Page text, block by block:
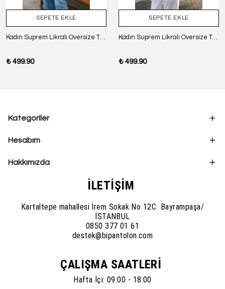
SEPETE EKLE
Kadın Suprem Likralı Oversize T-Shirt - SİYAH
₺ 499.90
SEPETE EKLE
Kadın Suprem Likralı Oversize T-Shirt - BORDO
₺ 499.90
Kategoriler
Hesabım
Hakkımızda
İLETİŞİM
Kartaltepe mahallesi İrem Sokak No 12C Bayrampaşa/
İSTANBUL
0850 377 01 61
destek@bipantolon.com
ÇALIŞMA SAATLERİ
Hafta İçi: 09:00 - 18:00